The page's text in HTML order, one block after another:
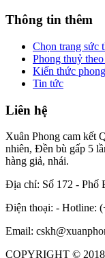
Thông tin thêm
Chọn trang sức
Phong thuỷ
Kiến thức
Tin tức
Liên hệ
Xuân Phong cam kết
nhiên, Đền bù gấp 5
hàng giả, nhái.
Địa chỉ: Số 172 - Phố
Điện thoại: - Hotline:
Email:
COPYRIGHT ©